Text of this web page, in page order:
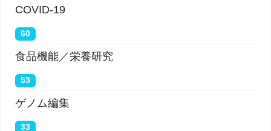
COVID-19
60
食品機能／栄養研究
53
ゲノム編集
33